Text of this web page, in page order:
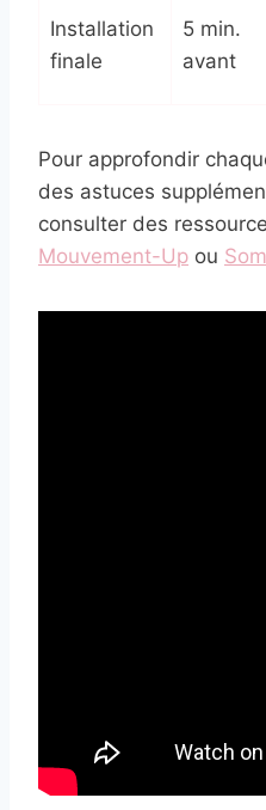
Installation
finale
5 min.
avant
Pour approfondir
des astuces
consulter des
Mouvement-Up ou